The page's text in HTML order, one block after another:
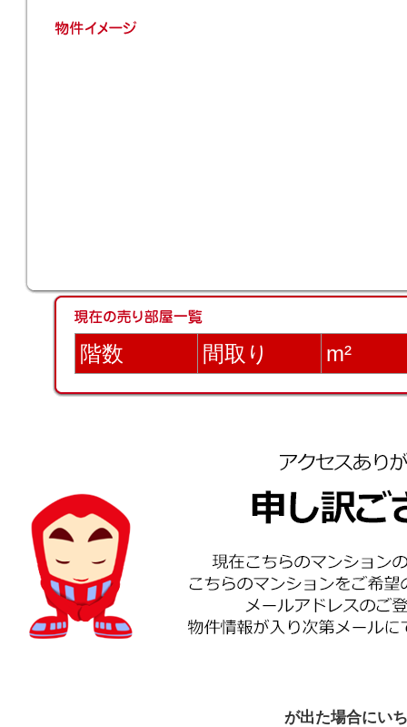
階数 間取り m²
が出た場合にい